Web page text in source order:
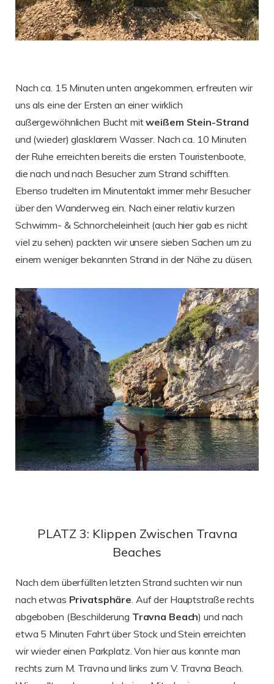
Nach ca. 15 Minuten unten angekommen, erfreuten wir
uns als eine der Ersten an einer wirklich
außergewöhnlichen Bucht mitweißem Stein-Strand
und (wieder) glasklarem Wasser. Nach ca. 10 Minuten
der Ruhe erreichten bereits die ersten Touristenboote,
die nach und nach Besucher zum Strand schifften.
Ebenso trudelten im Minutentakt immer mehr Besucher
über den Wanderweg ein. Nach einer relativ kurzen
Schwimm- & Schnorcheleinheit (auch hier gab es nicht
viel zu sehen) packten wir unsere sieben Sachen um zu
einem weniger bekannten Strand in der Nähe zu düsen.
PLATZ 3: Klippen Zwischen Travna
Beaches
Nach dem überfüllten letzten Strand suchten wir nun
nach etwas Privatsphäre . Auf der Hauptstraße rechts
abgeboben (Beschilderung Travna Beach) und nach
etwa 5 Minuten Fahrt über Stock und Stein erreichten
wir wieder einen Parkplatz. Von hier aus konnte man
rechts zum M. Travna und links zum V. Travna Beach.